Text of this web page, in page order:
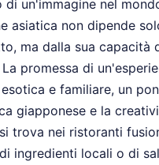
di un'immagine nel
asiatica non dipende
ma dalla sua capacità
promessa di
e familiare, un
giapponese e la
trova nei ristoranti
ingredienti locali o di